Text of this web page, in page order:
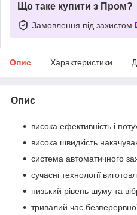
Що таке купити з Пром?
Замовлення під захистом
Опис Характеристики
Опис
висока ефективність і
висока швидкість
система автоматичного
сучасні технології
низький рівень шуму та
тривалий час